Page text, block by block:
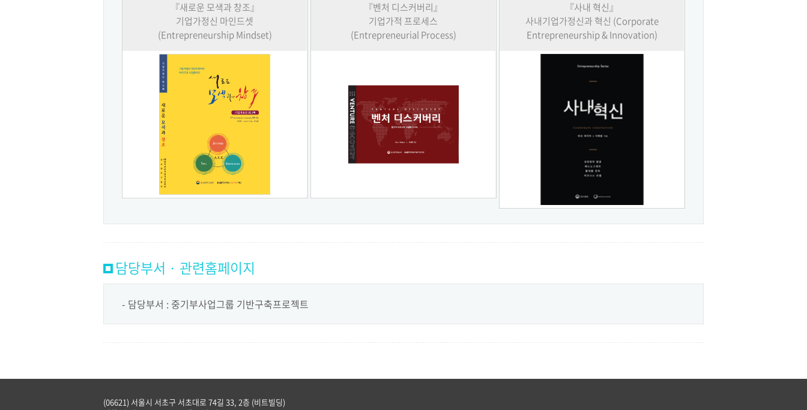
『새로운 모색과 창조』
기업가정신 마인드셋
(Entrepreneurship Mindset)
『벤처 디스커버리』
기업가적 프로세스
(Entrepreneurial Process)
『사내 혁신』
사내기업가정신과 혁신 (Corporate
Entrepreneurship & Innovation)
담당부서 · 관련홈페이지
담당부서 : 중기부사업그룹 기반구축프로젝트
(06621) 서울시 서초구 서초대로 74길 33, 2층 (비트빌딩)